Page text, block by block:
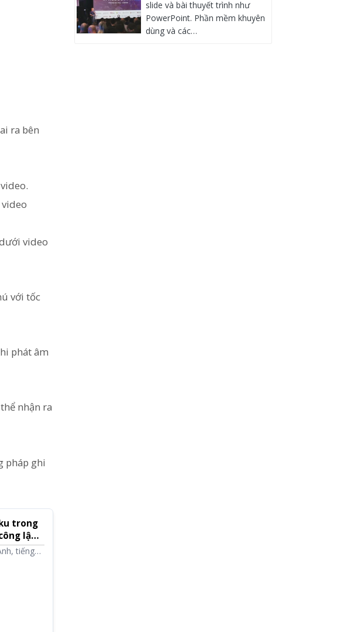
ra bên
video
với tốc
phát âm
nhận ra
pháp ghi
trong
lập,
tiếng
slide và bài thuyết trình như
PowerPoint. Phần mềm khuyên
dùng và các…